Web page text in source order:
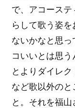
で、アコース
らして歌う姿
ないかなと思
コいいとは思
とよりダイレ
など歌以外の
と。それを福